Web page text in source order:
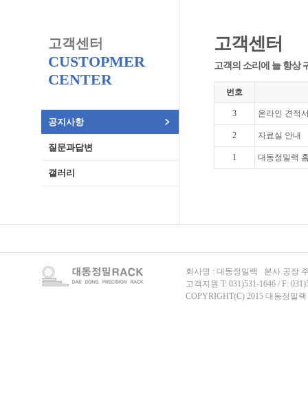
고객센터
CUSTOPMER
CENTER
공지사항
질문과답변
갤러리
고객센터
고객의 소리에 늘 항상
번호
3 온라인 견적
2 자료실 안내
1 대동정밀랙
회사명 : 대동정밀랙 본사.공장
고객지원 T: 031)531-1646 / F:
COPYRIGHT(C) 2015 대동정밀